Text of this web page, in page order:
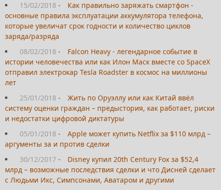
15/02/2018 -
Как правильно заряжать смартфон -
основные правила эксплуатации аккумулятора телефона,
которые увеличат срок годности и количество циклов
заряда/разряда
08/02/2018 -
Falcon Heavy - легендарное событие в
истории человечества или как Илон Маск вместе со SpaceX
отправил электрокар Tesla Roadster в космос на миллионы
лет
25/01/2018 -
Жить по Оруэллу или как Китай ввёл
систему оценки граждан – предыстория, как работает, риски
и недостатки цифровой диктатуры
05/01/2018 -
Apple может купить Netflix за $110 млрд –
аргументы за и против сделки
30/12/2017 -
Disney купил 20th Century Fox за $52,4
млрд – возможные последствия сделки и что Дисней сделает
с Людьми Икс, Симпсонами, Аватаром и другими